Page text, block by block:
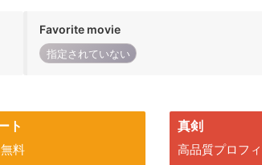
Favorite movie
指定されていない
ト
料
真剣
高品質プロフ